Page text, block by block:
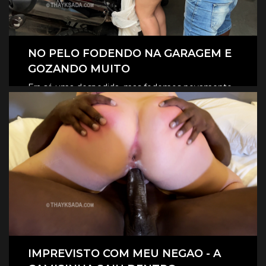
NO PELO FODENDO NA GARAGEM E
GOZANDO MUITO
Era só uma despedida, mas fodemos novamente
na garagem, e claro que foi no pelo, eles
revesaram gozar dentro de mim.
CLIQUE AQUI E ASSISTA
IMPREVISTO COM MEU NEGAO - A